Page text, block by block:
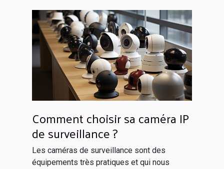
Comment choisir sa caméra IP
de surveillance ?
Les caméras de surveillance sont des
équipements très pratiques et qui nous